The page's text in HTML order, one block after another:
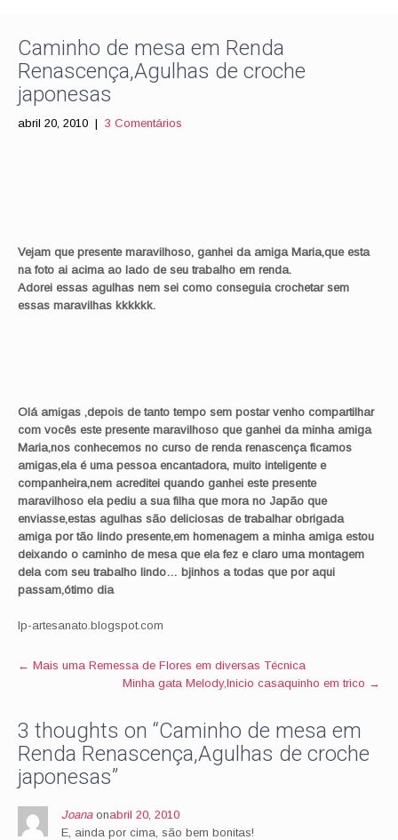
Caminho de mesa em Renda
Renascença,Agulhas de croche
japonesas
abril 20, 2010 | 3 Comentários
Vejam que presente maravilhoso, ganhei da amiga Maria,que esta
na foto ai acima ao lado de seu trabalho em renda.
Adorei essas agulhas nem sei como conseguia crochetar sem
essas maravilhas kkkkkk.
Olá amigas ,depois de tanto tempo sem postar venho compartilhar
com vocês este presente maravilhoso que ganhei da minha amiga
Maria,nos conhecemos no curso de renda renascença ficamos
amigas,ela é uma pessoa encantadora, muito inteligente e
companheira,nem acreditei quando ganhei este presente
maravilhoso ela pediu a sua filha que mora no Japão que
enviasse,estas agulhas são deliciosas de trabalhar obrigada
amiga por tão lindo presente,em homenagem a minha amiga estou
deixando o caminho de mesa que ela fez e claro uma montagem
dela com seu trabalho lindo… bjinhos a todas que por aqui
passam,ótimo dia
lp-artesanato.blogspot.com
Post
← Mais uma Remessa de Flores em diversas Técnica
Minha gata Melody,Inicio casaquinho em trico →
3 thoughts on “Caminho de mesa em
Renda Renascença,Agulhas de croche
japonesas”
Joanaonabril 20, 2010
E, ainda por cima, são bem bonitas!